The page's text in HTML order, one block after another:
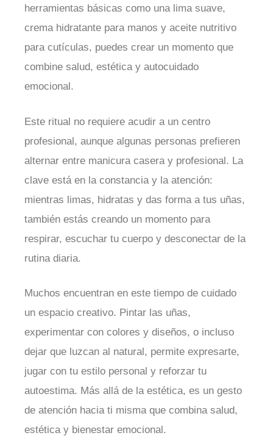
herramientas básicas como una lima suave,
crema hidratante para manos y aceite nutritivo
para cutículas, puedes crear un momento que
combine salud, estética y autocuidado
emocional.
Este ritual no requiere acudir a un centro
profesional, aunque algunas personas prefieren
alternar entre manicura casera y profesional. La
clave está en la constancia y la atención:
mientras limas, hidratas y das forma a tus uñas,
también estás creando un momento para
respirar, escuchar tu cuerpo y desconectar de la
rutina diaria.
Muchos encuentran en este tiempo de cuidado
un espacio creativo. Pintar las uñas,
experimentar con colores y diseños, o incluso
dejar que luzcan al natural, permite expresarte,
jugar con tu estilo personal y reforzar tu
autoestima. Más allá de la estética, es un gesto
de atención hacia ti misma que combina salud,
estética y bienestar emocional.